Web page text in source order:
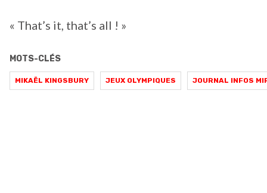
« That’s it, that’s all ! »
MOTS-CLÉS
MIKAËL KINGSBURY JEUX OLYMPIQUES JOURNAL INFOS